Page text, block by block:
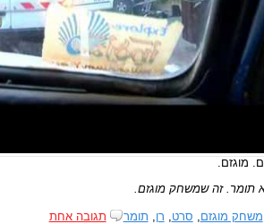
מוגזם.
תומר. זה שמשחק מוגזם.
משחק מוגזם סרט רן תומר תגובה אחת